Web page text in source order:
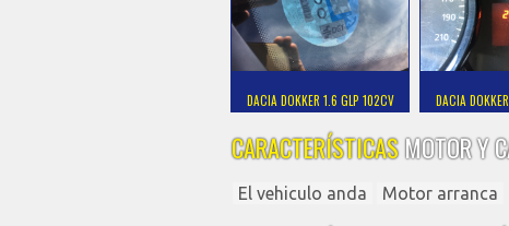
DACIA DOKKER 1.6 GLP 102CV DACIA
CARACTERÍSTICASMOTOR Y
El vehiculo anda Motor arranca